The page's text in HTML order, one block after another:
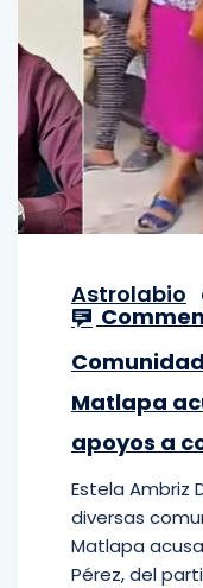
Astrolabio
Matlapa
apoyos a
Estela Ambriz
diversas
Matlapa
Pérez, del